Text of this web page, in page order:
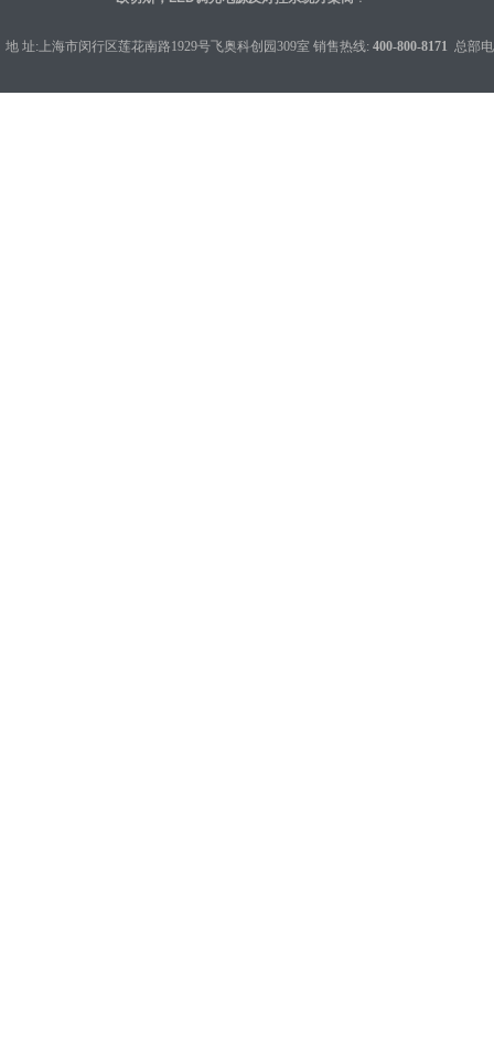
地 址:上海市闵行区莲花南路1929号飞奥科创园309室 销售热线: 400-800-8171 总部